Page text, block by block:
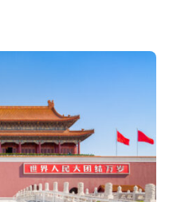
ERSTE STOCK
nový pětiletý plán